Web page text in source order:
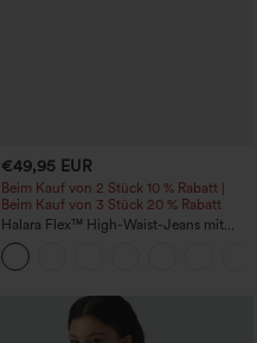
€49,95 EUR
Beim Kauf von 2 Stück 10 % Rabatt |
Beim Kauf von 3 Stück 20 % Rabatt
Halara Flex™ High-Waist-Jeans mit
Bauchkontrolle, weitem Bein und
Taschen